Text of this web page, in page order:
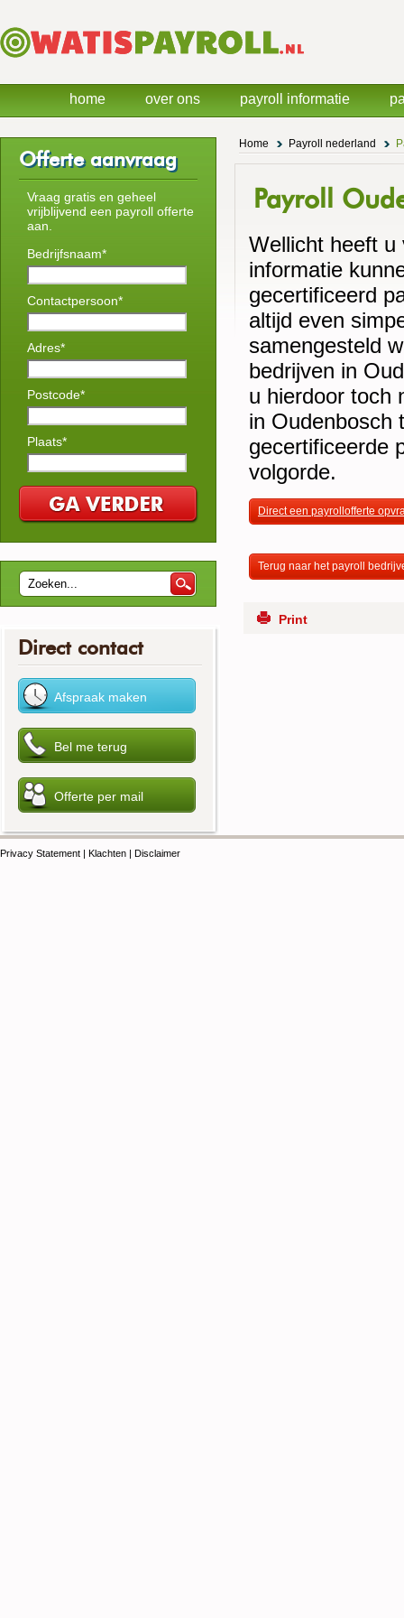
Home Payroll nederland
Payroll
Wellicht heeft u
informatie
gecertificeerd
altijd even
samengesteld
bedrijven in
u hierdoor toch
in Oudenbosch
gecertificeerde
volgorde.
Direct een payrollofferte
Terug naar het payroll
Print
Offerte aanvraag
Vraag gratis en geheel
vrijblijvend een payroll offerte
aan.
Bedrijfsnaam*
Contactpersoon*
Adres*
Postcode*
Plaats*
Direct contact
Privacy Statement | Klachten | Disclaimer
home over ons payroll informatie